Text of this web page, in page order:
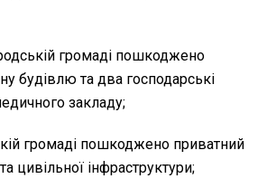
громаді пошкоджено
будівлю та два господарські
закладу;
громаді пошкоджено приватний
цивільної інфраструктури;